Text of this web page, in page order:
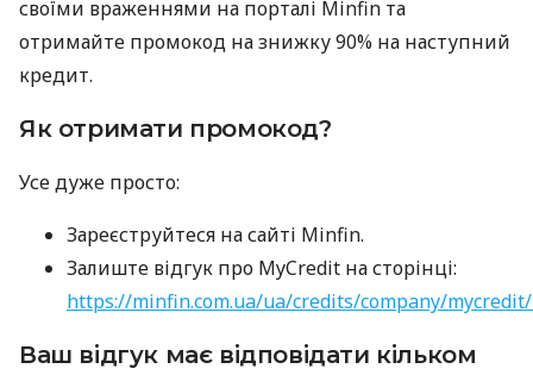
своїми враженнями на порталі Minfin та
отримайте промокод на знижку 90% на наступний
кредит.
Як отримати промокод?
Усе дуже просто:
Зареєструйтеся на сайті Minfin.
Залиште відгук про MyCredit на сторінці:
https://minfin.com.ua/ua/credits/company/
Ваш відгук має відповідати кільком